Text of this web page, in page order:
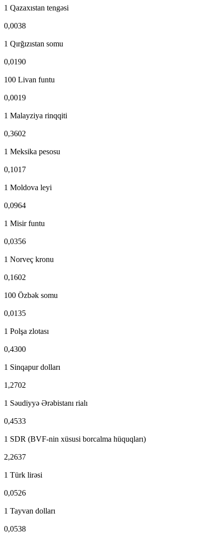
1 Qazaxıstan tengəsi
0,0038
1 Qırğızıstan somu
0,0190
100 Livan funtu
0,0019
1 Malayziya rinqqiti
0,3602
1 Meksika pesosu
0,1017
1 Moldova leyi
0,0964
1 Misir funtu
0,0356
1 Norveç kronu
0,1602
100 Özbək somu
0,0135
1 Polşa zlotası
0,4300
1 Sinqapur dolları
1,2702
1 Səudiyyə Ərəbistanı rialı
0,4533
1 SDR (BVF-nin xüsusi borcalma hüquqları)
2,2637
1 Türk lirəsi
0,0526
1 Tayvan dolları
0,0538